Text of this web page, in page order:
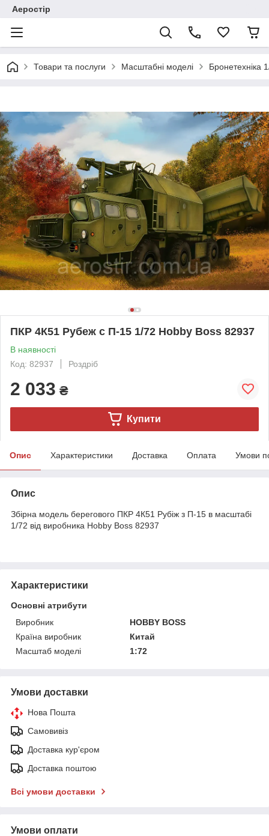
Аеростір
Товари та послуги Масштабні моделі Бронетехніка
ПКР 4К51 Рубеж с П-15 1/72 Hobby Boss 82937
В наявності
Код: 82937
Роздріб
2 033 ₴
Купити
Опис Характеристики Доставка Оплата Умови
Опис
Збірна модель берегового ПКР 4К51 Рубіж з П-15 в масштабі
1/72 від виробника Hobby Boss 82937
Характеристики
Основні атрибути
Виробник
HOBBY BOSS
Країна виробник
Китай
Масштаб моделі
1:72
Умови доставки
Нова Пошта
Самовивіз
Доставка кур'єром
Доставка поштою
Всі умови доставки
Умови оплати